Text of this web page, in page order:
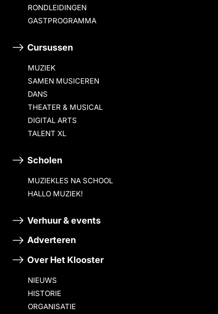
RONDLEIDINGEN
GASTPROGRAMMA
Cursussen
MUZIEK
SAMEN MUSICEREN
DANS
THEATER & MUSICAL
DIGITAL ARTS
TALENT XL
Scholen
MUZIEKLES NA SCHOOL
HALLO MUZIEK!
Verhuur & events
Adverteren
Over Het Klooster
NIEUWS
HISTORIE
ORGANISATIE